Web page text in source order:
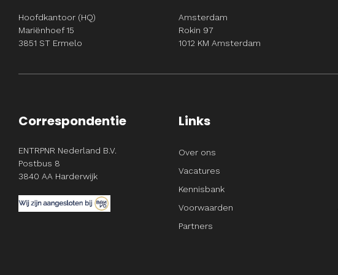
Hoofdkantoor (HQ)
Mariënhoef 15
3851 ST Ermelo
Amsterdam
Rokin 97
1012 KM Amsterdam
Correspondentie
ENTRPNR Nederland B.V.
Postbus 8
3840 AA Harderwijk
Links
Over ons
Vacatures
Kennisbank
Voorwaarden
Partners